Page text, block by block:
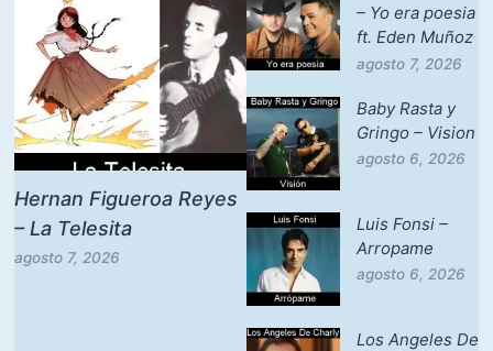
Hernan Figueroa Reyes
– La Telesita
agosto 7, 2026
– Yo era poesia
ft. Eden Muñoz
agosto 7, 2026
Baby Rasta y
Gringo – Vision
agosto 6, 2026
Luis Fonsi –
Arropame
agosto 6, 2026
Los Angeles De